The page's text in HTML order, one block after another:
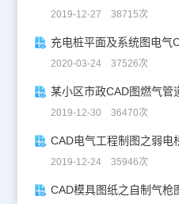
2019-12-27 38715次
充电桩平面及系统图电气
2020-03-24 37526次
某小区市政CAD图燃气管
2019-12-30 36470次
CAD电气工程制图之弱电
2019-12-24 35946次
CAD模具图纸之自制气枪